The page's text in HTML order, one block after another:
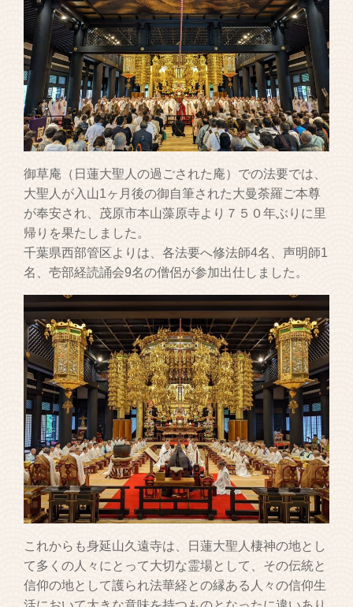
御草庵（日蓮大聖人の過ごされた庵）での法要では、
大聖人が入山1ヶ月後の御自筆された大曼荼羅ご本尊
が奉安され、茂原市本山藻原寺より７５０年ぶりに里
帰りを果たしました。
千葉県西部管区よりは、各法要へ修法師4名、声明師1
名、壱部経読誦会9名の僧侶が参加出仕しました。
これからも身延山久遠寺は、日蓮大聖人棲神の地とし
て多くの人々にとって大切な霊場として、その伝統と
信仰の地として護られ法華経との縁ある人々の信仰生